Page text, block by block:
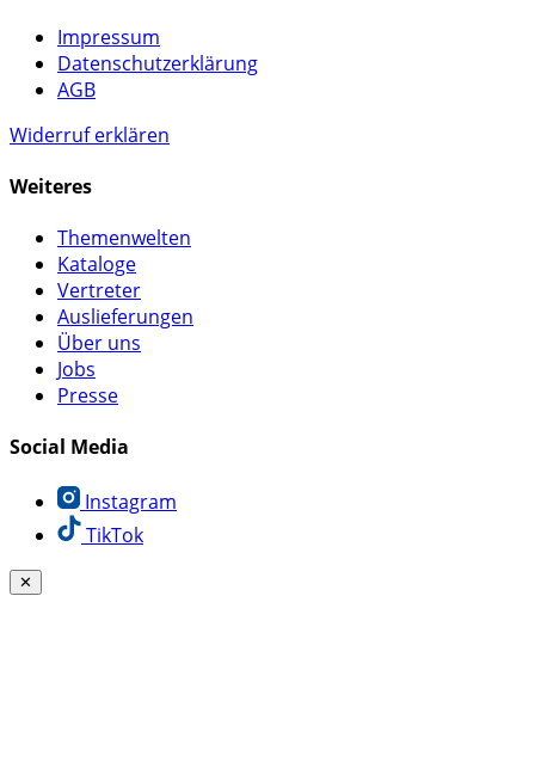
Impressum
Datenschutzerklärung
AGB
Widerruf erklären
Weiteres
Themenwelten
Kataloge
Vertreter
Auslieferungen
Über uns
Jobs
Presse
Social Media
Instagram
TikTok
✕